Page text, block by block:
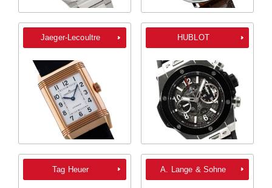
Jaeger-Lecoultre HUBLOT
Tag Heuer A. Lange & Sohne